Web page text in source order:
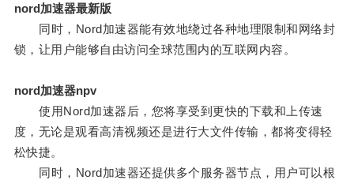
nord加速器最新版
同时，Nord加速器能有效地绕过各种地理限制和网络封
锁，让用户能够自由访问全球范围内的互联网内容。
nord加速器npv
使用Nord加速器后，您将享受到更快的下载和上传速
度，无论是观看高清视频还是进行大文件传输，都将变得轻
松快捷。
同时，Nord加速器还提供多个服务器节点，用户可以根